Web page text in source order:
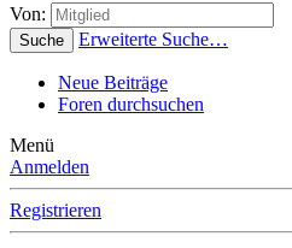
Von:
Suche Erweiterte Suche…
Neue Beiträge
Foren durchsuchen
Menü
Anmelden
Registrieren